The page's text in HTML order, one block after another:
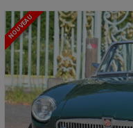
NOUVEAU